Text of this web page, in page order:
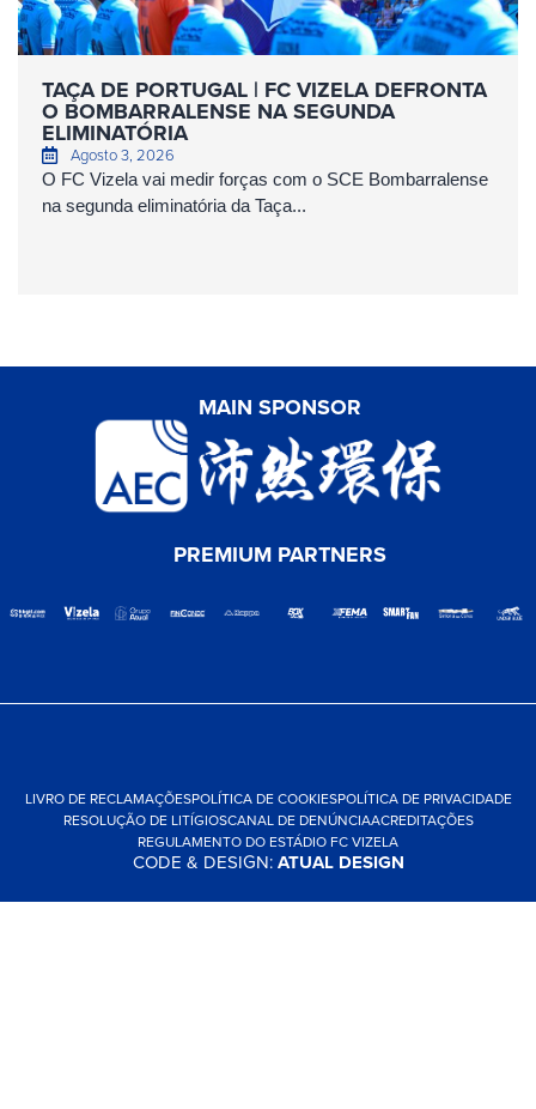
TAÇA DE PORTUGAL | FC VIZELA DEFRONTA
O BOMBARRALENSE NA SEGUNDA
ELIMINATÓRIA
Agosto 3, 2026
O FC Vizela vai medir forças com o SCE Bombarralense
na segunda eliminatória da Taça...
MAIN SPONSOR
PREMIUM PARTNERS
LIVRO DE RECLAMAÇÕESPOLÍTICA DE COOKIESPOLÍTICA DE PRIVACIDADE
RESOLUÇÃO DE LITÍGIOSCANAL DE DENÚNCIAACREDITAÇÕES
REGULAMENTO DO ESTÁDIO FC VIZELA
CODE & DESIGN:ATUAL DESIGN